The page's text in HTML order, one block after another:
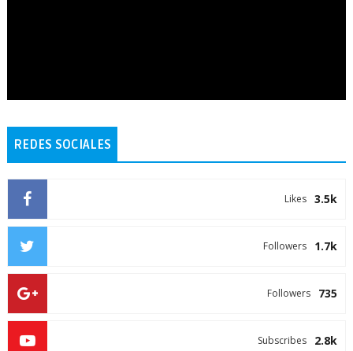
REDES SOCIALES
3.5k
Likes
1.7k
Followers
735
Followers
2.8k
Subscribes